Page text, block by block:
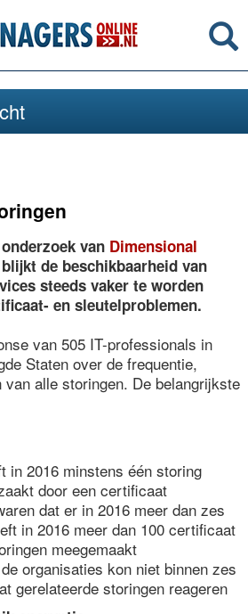
van Dimensional
blijkt de beschikbaarheid van
steeds vaker te worden
en sleutelproblemen.
van 505 IT-professionals in
Staten over de frequentie,
alle storingen. De belangrijkste
in 2016 minstens één storing
door een certificaat
dat er in 2016 meer dan zes
in 2016 meer dan 100 certificaat
meegemaakt
organisaties kon niet binnen zes
gerelateerde storingen reageren